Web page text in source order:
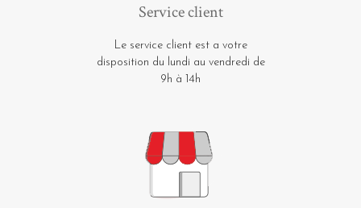
Service client
Le service client est a votre
disposition du lundi au vendredi de
9h à 14h